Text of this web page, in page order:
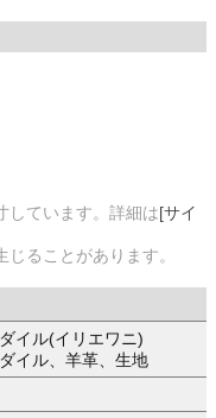
しています。詳細は[サイ
ることがあります。
イル(イリエワニ)
イル、羊革、生地